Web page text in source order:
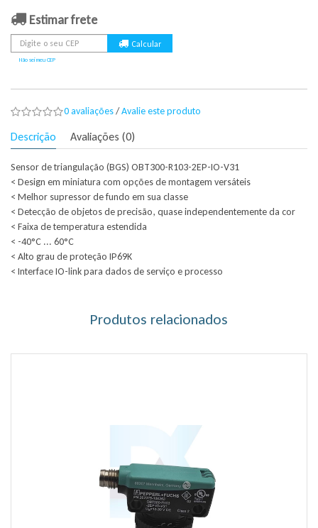
Estimar frete
Não sei meu CEP
0 avaliações/Avalie este produto
Descrição Avaliações (0)
Sensor de triangulação (BGS) OBT300-R103-2EP-IO-V31
< Design em miniatura com opções de montagem versáteis
< Melhor supressor de fundo em sua classe
< Detecção de objetos de precisão, quase independentemente da cor
< Faixa de temperatura estendida
< -40°C ... 60°C
< Alto grau de proteção IP69K
< Interface IO-link para dados de serviço e processo
Produtos relacionados